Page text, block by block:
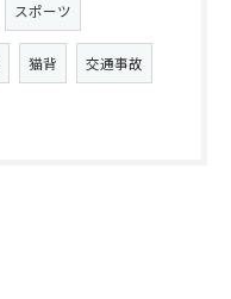
スポーツ
猫背 交通事故